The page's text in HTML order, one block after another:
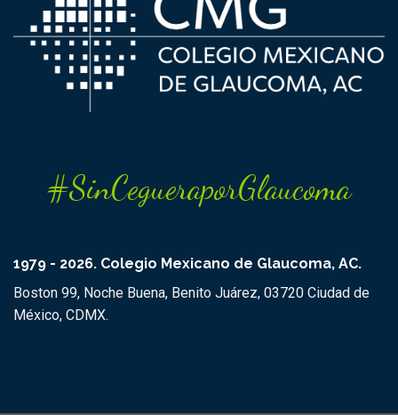
#SinCegueraporGlaucoma
1979 - 2026. Colegio Mexicano de Glaucoma, AC.
Boston 99, Noche Buena, Benito Juárez, 03720 Ciudad de
México, CDMX.